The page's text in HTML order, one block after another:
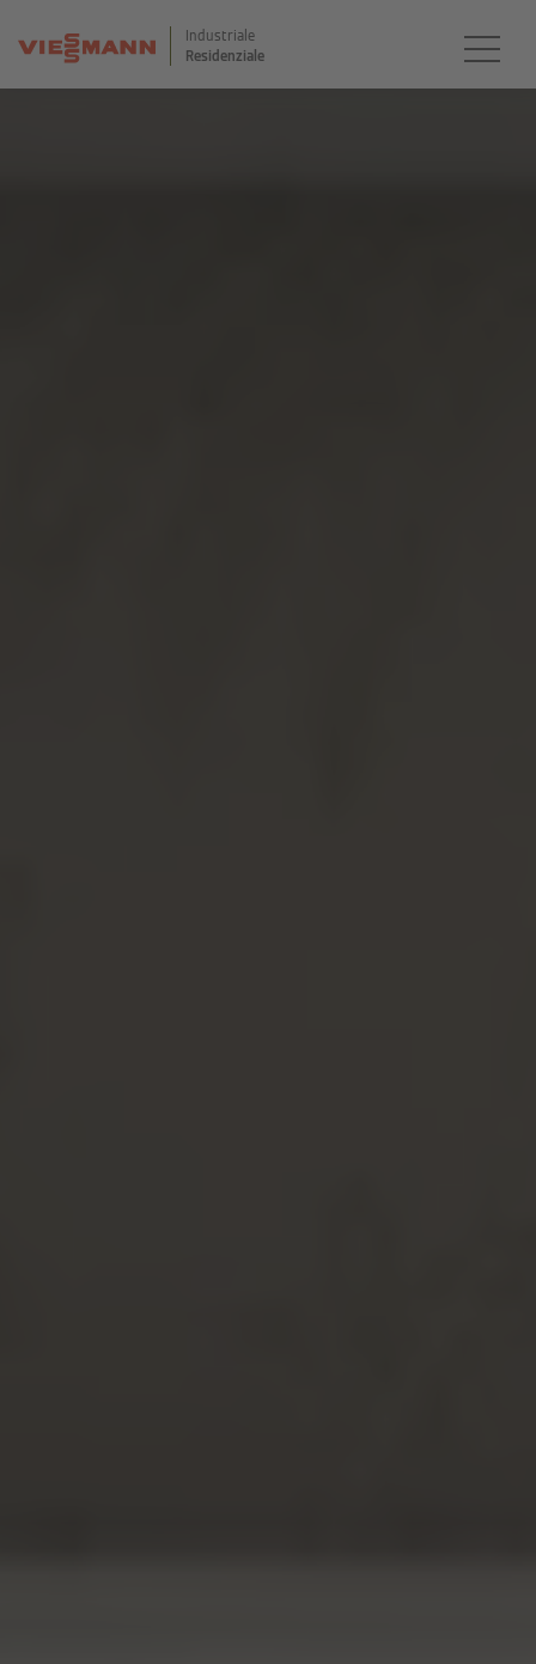
Industriale
Residenziale